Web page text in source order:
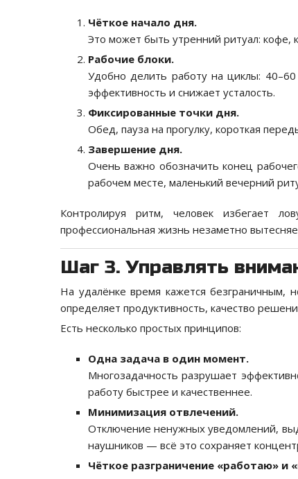
Чёткое начало дня.
Это может быть утренний ритуал: кофе,
Рабочие блоки.
Удобно делить работу на циклы:
эффективность и снижает усталость.
Фиксированные точки дня.
Обед, пауза на прогулку, короткая
Завершение дня.
Очень важно обозначить конец
рабочем месте, маленький вечерний
Контролируя ритм, человек избегает
профессиональная жизнь незаметно
Шаг 3. Управлять
На удалёнке время кажется безграничным,
определяет продуктивность, качество
Есть несколько простых принципов:
Одна задача в один момент.
Многозадачность разрушает
работу быстрее и качественнее.
Минимизация отвлечений.
Отключение ненужных уведомлений,
наушников — всё это сохраняет
Чёткое разграничение «работаю» и